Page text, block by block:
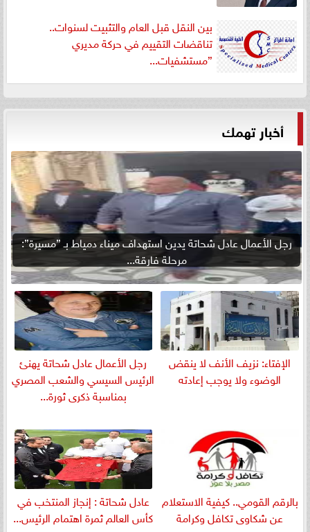
بين النقل قبل العام والتثبيت لسنوات..
تناقضات التقييم في حركة مديري
”مستشفيات...
أخبار تهمك
رجل الأعمال عادل شحاتة يدين استهداف ميناء دمياط بـ ”مسيرة”:
مرحلة فارقة...
الإفتاء: نزيف الأنف لا ينقض
الوضوء ولا يوجب إعادته
رجل الأعمال عادل شحاتة يهنئ
الرئيس السيسي والشعب المصري
بمناسبة ذكرى ثورة...
بالرقم القومي.. كيفية الاستعلام
عن شكاوى تكافل وكرامة
عادل شحاتة : إنجاز المنتخب في
كأس العالم ثمرة اهتمام الرئيس...